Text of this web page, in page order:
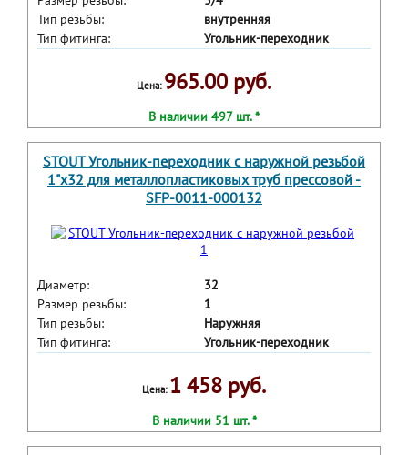
Тип резьбы:
внутренняя
Тип фитинга:
Угольник-переходник
Цена: 965.00 руб.
В наличии 497 шт. *
STOUT Угольник-переходник с наружной резьбой
1"х32 для металлопластиковых труб прессовой -
SFP-0011-000132
Диаметр:
32
Размер резьбы:
1
Тип резьбы:
Наружняя
Тип фитинга:
Угольник-переходник
Цена: 1 458 руб.
В наличии 51 шт. *